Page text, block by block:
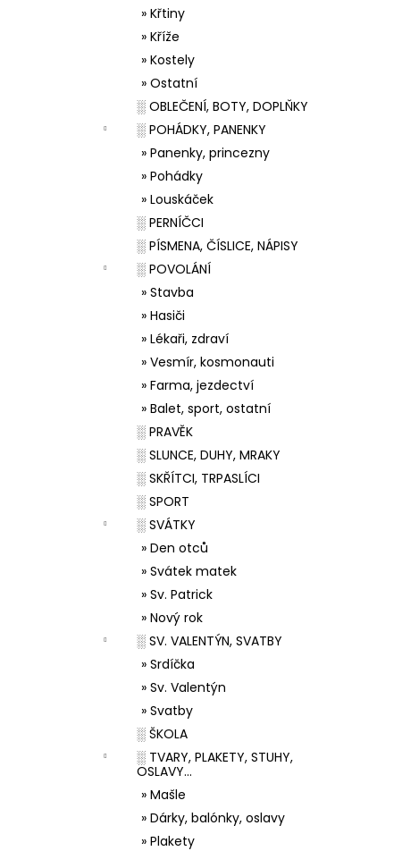
» Křtiny
» Kříže
» Kostely
» Ostatní
░ OBLEČENÍ, BOTY, DOPLŇKY
░ POHÁDKY, PANENKY
» Panenky, princezny
» Pohádky
» Louskáček
░ PERNÍČCI
░ PÍSMENA, ČÍSLICE, NÁPISY
░ POVOLÁNÍ
» Stavba
» Hasiči
» Lékaři, zdraví
» Vesmír, kosmonauti
» Farma, jezdectví
» Balet, sport, ostatní
░ PRAVĚK
░ SLUNCE, DUHY, MRAKY
░ SKŘÍTCI, TRPASLÍCI
░ SPORT
░ SVÁTKY
» Den otců
» Svátek matek
» Sv. Patrick
» Nový rok
░ SV. VALENTÝN, SVATBY
» Srdíčka
» Sv. Valentýn
» Svatby
░ ŠKOLA
░ TVARY, PLAKETY, STUHY,
OSLAVY...
» Mašle
» Dárky, balónky, oslavy
» Plakety